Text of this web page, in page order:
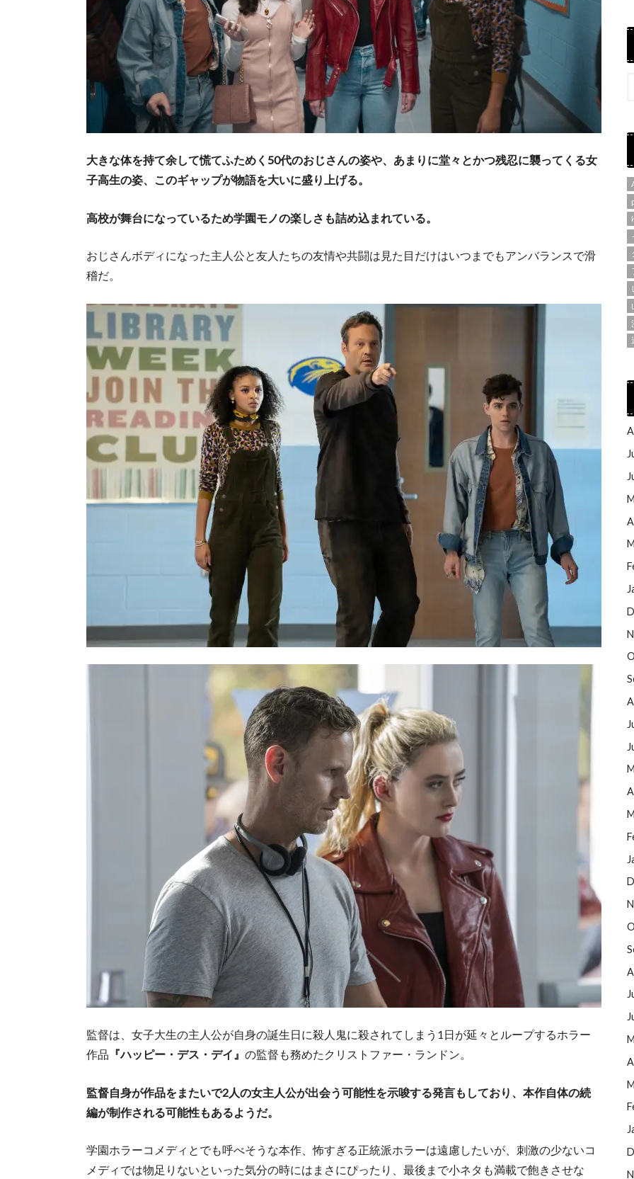
大きな体を持て余して慌てふためく50代のおじさんの姿や、あまりに堂々とかつ残忍に襲ってくる女
子高生の姿、このギャップが物語を大いに盛り上げる。
高校が舞台になっているため学園モノの楽しさも詰め込まれている。
おじさんボディになった主人公と友人たちの友情や共闘は見た目だけはいつまでもアンバランスで滑
稽だ。
監督は、女子大生の主人公が自身の誕生日に殺人鬼に殺されてしまう1日が延々とループするホラー
作品 『ハッピー・デス・デイ』 の監督も務めたクリストファー・ランドン。
監督自身が作品をまたいで2人の女主人公が出会う可能性を示唆する発言もしており、本作自体の続
編が制作される可能性もあるようだ。
学園ホラーコメディとでも呼べそうな本作、怖すぎる正統派ホラーは遠慮したいが、刺激の少ないコ
メディでは物足りないといった気分の時にはまさにぴったり、最後まで小ネタも満載で飽きさせな